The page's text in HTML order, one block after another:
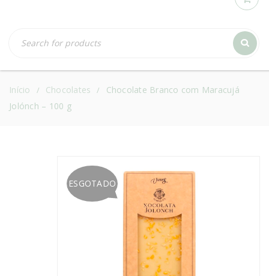
Início / Chocolates /
Chocolate Branco com Maracujá
Jolónch – 100 g
ESGOTADO